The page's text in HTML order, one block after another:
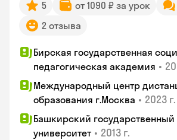
5 от 1090 ₽ за урок
2 отзыва
Бирская государственная
педагогическая академия •
Международный центр
образования г.Москва • 2023 г.
Башкирский государственный
университет • 2013 г.